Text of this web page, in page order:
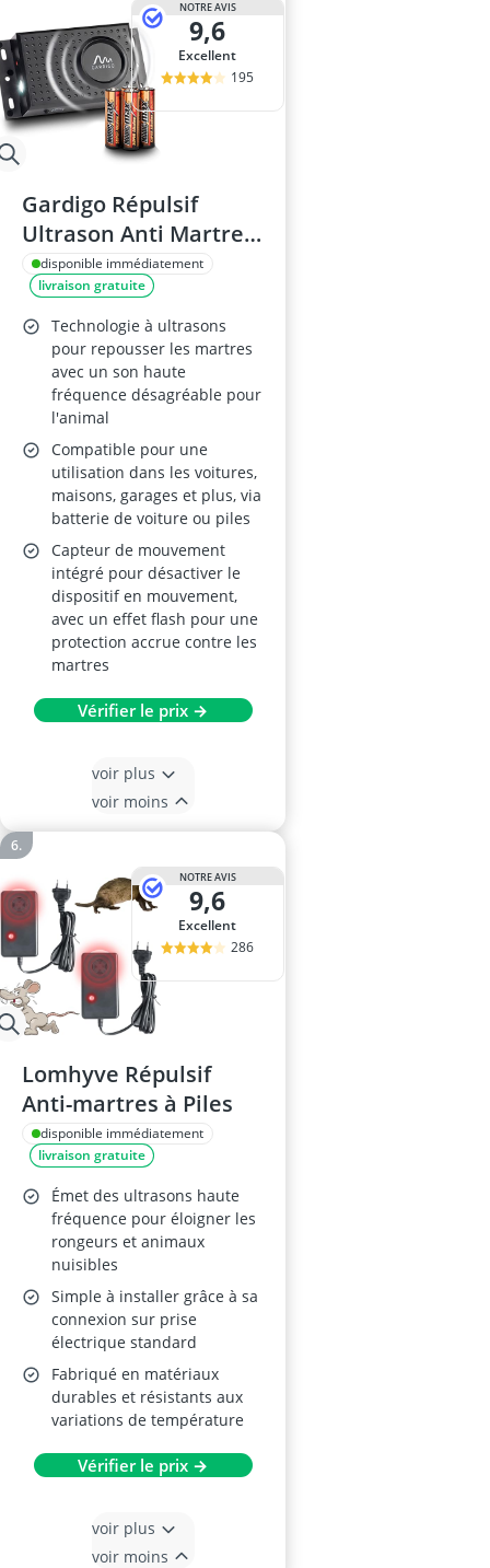
NOTRE AVIS
9,6
Excellent
195
Gardigo Répulsif
Ultrason Anti Martre
Dual
disponible immédiatement
livraison gratuite
Technologie à ultrasons
pour repousser les martres
avec un son haute
fréquence désagréable pour
l'animal
Compatible pour une
utilisation dans les voitures,
maisons, garages et plus, via
batterie de voiture ou piles
Capteur de mouvement
intégré pour désactiver le
dispositif en mouvement,
avec un effet flash pour une
protection accrue contre les
martres
Vérifier le prix →
voir plus
voir moins
NOTRE AVIS
9,6
Excellent
286
Lomhyve Répulsif
Anti-martres à Piles
disponible immédiatement
livraison gratuite
Émet des ultrasons haute
fréquence pour éloigner les
rongeurs et animaux
nuisibles
Simple à installer grâce à sa
connexion sur prise
électrique standard
Fabriqué en matériaux
durables et résistants aux
variations de température
Vérifier le prix →
voir plus
voir moins